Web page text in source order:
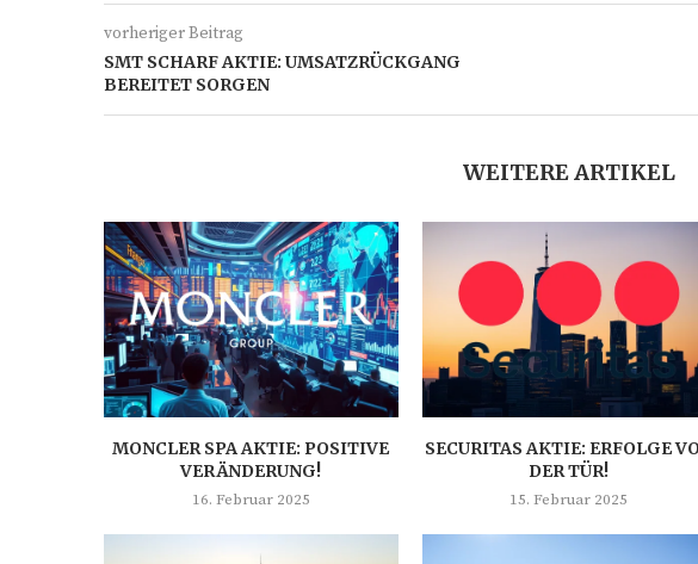
vorheriger Beitrag
SMT SCHARF AKTIE: UMSATZRÜCKGANG
BEREITET SORGEN
WEITERE ARTIKEL
MONCLER SPA AKTIE: POSITIVE
VERÄNDERUNG!
16. Februar 2025
SECURITAS AKTIE: ERFOLGE
DER TÜR!
15. Februar 2025